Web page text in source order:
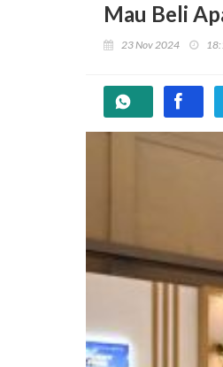
Mau Beli
23 Nov 2024